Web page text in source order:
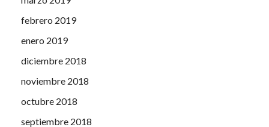
febrero 2019
enero 2019
diciembre 2018
noviembre 2018
octubre 2018
septiembre 2018